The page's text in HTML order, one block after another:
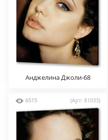
Анджелина Джоли-68
6515 (Арт: 81033)